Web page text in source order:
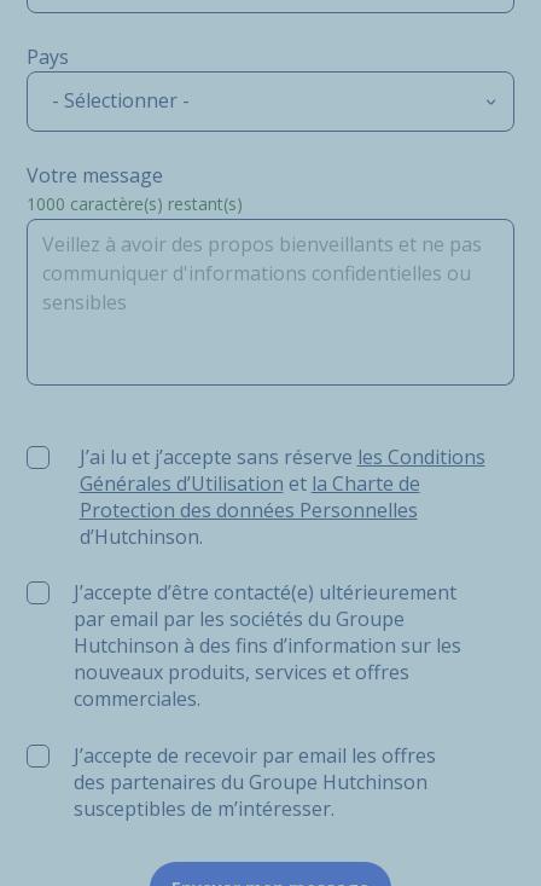
Pays
- Sélectionner -
Votre message
1000 caractère(s) restant(s)
J’ai lu et j’accepte sans réserve les Conditions
J’ai lu et j’accepte sans réserve les Conditions
Générales d’Utilisation et la Charte de
Protection des données Personnelles
d’Hutchinson.
J’accepte d’être contacté(e) ultérieurement
par email par les sociétés du Groupe
Hutchinson à des fins d’information sur les
nouveaux produits, services et offres
commerciales.
J’accepte de recevoir par email les offres
des partenaires du Groupe Hutchinson
susceptibles de m’intéresser.